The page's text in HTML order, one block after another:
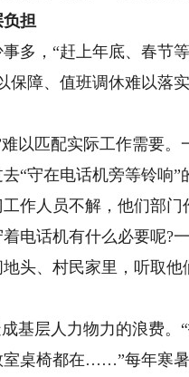
负担
，“赶上年底、春节
保障、值班调休难以落
匹配实际工作需要。
“守在电话机旁等铃响
作人员不解，他们部
电话机有什么必要呢?
头、村民家里，听取
层人力物力的浪费。“
室桌椅都在……”每年寒